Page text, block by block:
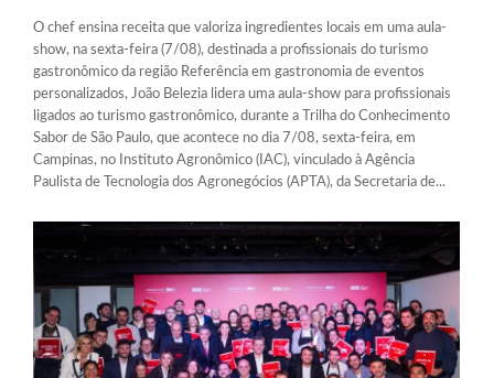
O chef ensina receita que valoriza ingredientes locais em uma aula-
show, na sexta-feira (7/08), destinada a profissionais do turismo
gastronômico da região Referência em gastronomia de eventos
personalizados, João Belezia lidera uma aula-show para profissionais
ligados ao turismo gastronômico, durante a Trilha do Conhecimento
Sabor de São Paulo, que acontece no dia 7/08, sexta-feira, em
Campinas, no Instituto Agronômico (IAC), vinculado à Agência
Paulista de Tecnologia dos Agronegócios (APTA), da Secretaria de...